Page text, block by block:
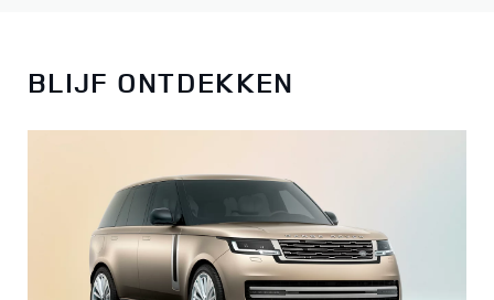
BLIJF ONTDEKKEN